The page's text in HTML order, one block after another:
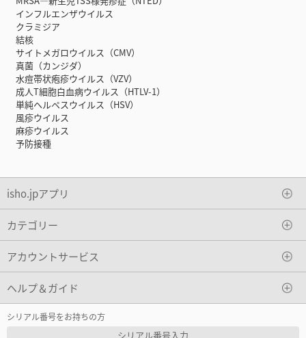
インフルエンザウイルス
クラミジア
結核
サイトメガロウイルス（CMV）
真菌（カンジダ）
水痘帯状疱疹ウイルス（VZV）
成人T細胞白血病ウイルス（HTLV-1）
単純ヘルペスウイルス（HSV）
風疹ウイルス
麻疹ウイルス
予防接種
isho.jpアプリ
カテゴリー
アカウントサービス
ヘルプ＆ガイド
シリアル番号をお持ちの方
シリアル番号入力